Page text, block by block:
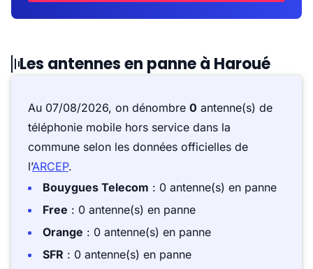
Les antennes en panne à Haroué
Au 07/08/2026, on dénombre 0 antenne(s) de
téléphonie mobile hors service dans la
commune selon les données officielles de
l’ARCEP.
Bouygues Telecom : 0 antenne(s) en panne
Free : 0 antenne(s) en panne
Orange : 0 antenne(s) en panne
SFR : 0 antenne(s) en panne